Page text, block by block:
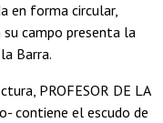
en forma circular,
su campo presenta la
Barra.
PROFESOR DE LA
contiene el escudo de